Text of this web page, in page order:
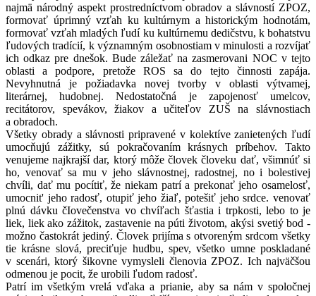
najmä národný aspekt prostredníctvom obradov a slávností ZPOZ,
formovať úprimný vzťah ku kultúrnym a historickým hodnotám,
formovať vzťah mladých ľudí ku kultúrnemu dedičstvu, k bohatstvu
ľudových tradícií, k významným osobnostiam v minulosti a rozvíjať
ich odkaz pre dnešok. Bude záležať na zasmerovani NOC v tejto
oblasti a podpore, pretože ROS sa do tejto činnosti zapája.
Nevyhnutná je požiadavka novej tvorby v oblasti výtvamej,
literárnej, hudobnej. Nedostatočná je zapojenosť umelcov,
recitátorov, spevákov, žiakov a učiteľov ZUŠ na slávnostiach
a obradoch.
Všetky obrady a slávnosti pripravené v kolektíve zanietených ľudí
umocňujú zážitky, sú pokračovaním krásnych príbehov. Takto
venujeme najkrajší dar, ktorý môže človek človeku dať, všimnúť si
ho, venovať sa mu v jeho slávnostnej, radostnej, no i bolestivej
chvíli, dať mu pocítiť, že niekam patrí a prekonať jeho osamelosť,
umocnit' jeho radosť, otupiť jeho žiaľ, potešiť jeho srdce. venovať
plnú dávku čIovečenstva vo chvíľach šťastia i trpkosti, lebo to je
liek, liek ako zážitok, zastavenie na púti životom, akýsi svetiý bod -
možno častokrát jediný. Človek prijíma s otvoreným srdcom všetky
tie krásne slová, preciťuje hudbu, spev, všetko umne poskladané
v scenári, ktorý šikovne vymysleli členovia ZPOZ. Ich najväčšou
odmenou je pocit, že urobili ľudom radosť.
Patrí im všetkým vrelá vďaka a prianie, aby sa nám v spoločnej